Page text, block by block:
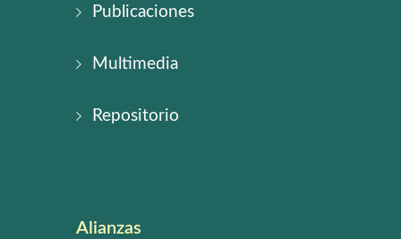
Publicaciones
Multimedia
Repositorio
Alianzas